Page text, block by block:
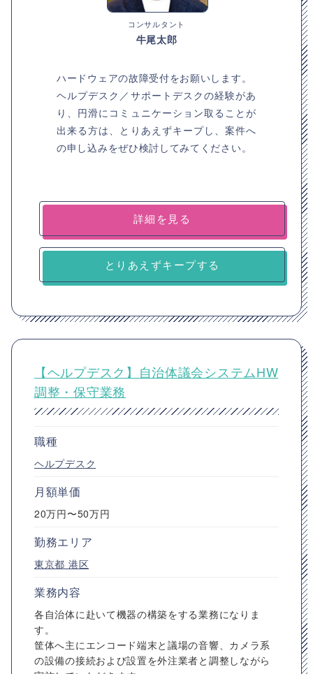
コンサルタント
牛尾太郎
ハードウェアの故障受付をお願いします。
ヘルプデスク／サポートデスクの経験があ
り、円滑にコミュニケーション取ることが
出来る方は、とりあえずキープし、案件へ
の申し込みをぜひ検討してみてください。
詳細を見る
とりあえずキープする
【ヘルプデスク】自治体議会システムHW
調整・保守業務
職種
ヘルプデスク
月額単価
20万円〜50万円
勤務エリア
東京都 港区
業務内容
各自治体に赴いて機器の構築をする業務になりま
す。
筐体へ主にエンコード端末と議場の音響、カメラ系
の設備の接続および設置を外注業者と調整しながら